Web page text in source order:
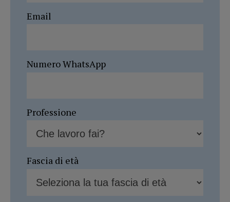
Email
Numero WhatsApp
Professione
Fascia di età